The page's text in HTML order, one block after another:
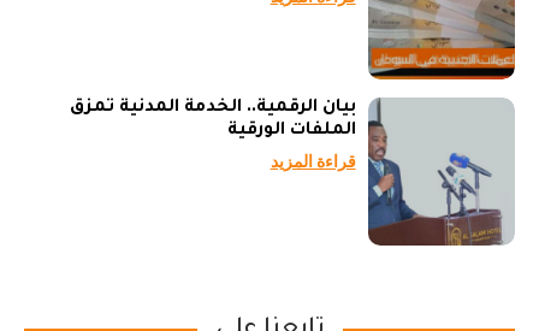
بيان الرقمية.. الخدمة المدنية تمزق
الملفات الورقية
قراءة المزيد